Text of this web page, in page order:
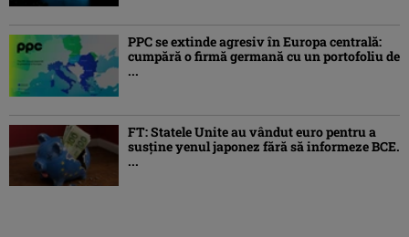
PPC se extinde agresiv în Europa centrală:
cumpără o firmă germană cu un portofoliu de
...
FT: Statele Unite au vândut euro pentru a
susține yenul japonez fără să informeze BCE.
...